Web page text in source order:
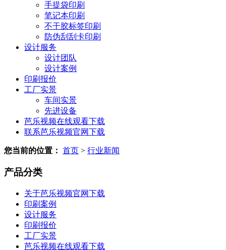
手提袋印刷
笔记本印刷
不干胶标签印刷
防伪刮刮卡印刷
设计服务
设计团队
设计案例
印刷报价
工厂实景
车间实景
先进设备
芭乐视频在线观看下载
联系芭乐视频官网下载
您当前的位置： 首页 > 行业新闻
产品分类
关于芭乐视频官网下载
印刷案例
设计服务
印刷报价
工厂实景
芭乐视频在线观看下载